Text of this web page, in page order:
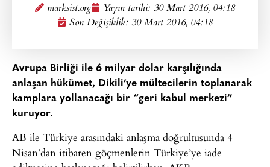
marksist.org Yayın tarihi: 30 Mart 2016, 04:18
Son Değişiklik: 30 Mart 2016, 04:18
Avrupa Birliği ile 6 milyar dolar karşılığında
anlaşan hükümet, Dikili’ye mültecilerin toplanarak
kamplara yollanacağı bir “geri kabul merkezi”
kuruyor.
AB ile Türkiye arasındaki anlaşma doğrultusunda 4
Nisan’dan itibaren göçmenlerin Türkiye’ye iade